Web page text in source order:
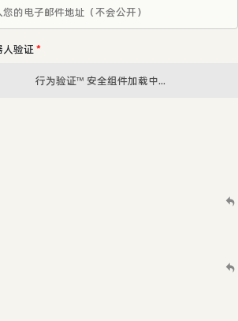
人验证 *
行为验证™ 安全组件加载中...